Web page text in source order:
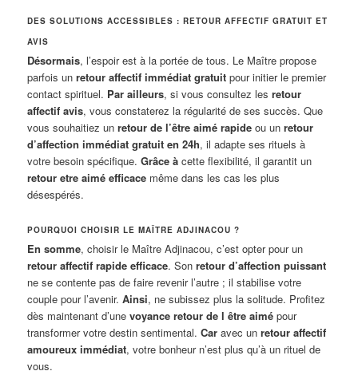
DES SOLUTIONS ACCESSIBLES : RETOUR AFFECTIF GRATUIT ET
AVIS
Désormais, l’espoir est à la portée de tous. Le Maître propose
parfois unretour affectif immédiat gratuit pour initier le premier
contact spirituel. Par ailleurs, si vous consultez lesretour
affectif avis, vous constaterez la régularité de ses succès. Que
vous souhaitiez unretour de l’être aimé rapide ou unretour
d’affection immédiat gratuit en 24h, il adapte ses rituels à
votre besoin spécifique.Grâce à cette flexibilité, il garantit un
retour etre aimé efficace même dans les cas les plus
désespérés.
POURQUOI CHOISIR LE MAÎTRE ADJINACOU ?
En somme, choisir le Maître Adjinacou, c’est opter pour un
retour affectif rapide efficace. Sonretour d’affection puissant
ne se contente pas de faire revenir l’autre ; il stabilise votre
couple pour l’avenir.Ainsi, ne subissez plus la solitude. Profitez
dès maintenant d’unevoyance retour de l être aimé pour
transformer votre destin sentimental.Car avec unretour affectif
amoureux immédiat, votre bonheur n’est plus qu’à un rituel de
vous.